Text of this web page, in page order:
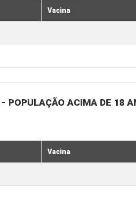
Vacina
POPULAÇÃO ACIMA DE 18
Vacina